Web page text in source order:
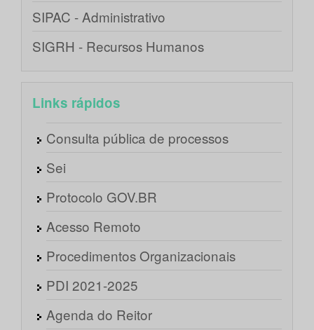
SIPAC - Administrativo
SIGRH - Recursos Humanos
Links rápidos
Consulta pública de processos
Sei
Protocolo GOV.BR
Acesso Remoto
Procedimentos Organizacionais
PDI 2021-2025
Agenda do Reitor